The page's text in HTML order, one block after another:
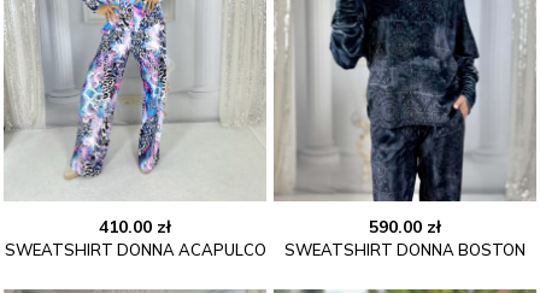
410.00 zł
SWEATSHIRT DONNA ACAPULCO
590.00 zł
SWEATSHIRT DONNA BOSTON